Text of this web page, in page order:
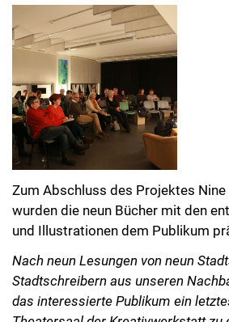
Zum Abschluss des Projektes
wurden die neun Bücher mit den
und Illustrationen dem Publikum
Nach neun Lesungen von neun
Stadtschreibern aus unseren
das interessierte Publikum ein